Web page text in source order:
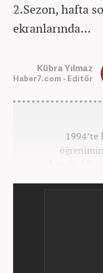
2.Sezon, hafta
ekranlarında…
Kübra Yılmaz
Haber7.com - Editör
İstanbul